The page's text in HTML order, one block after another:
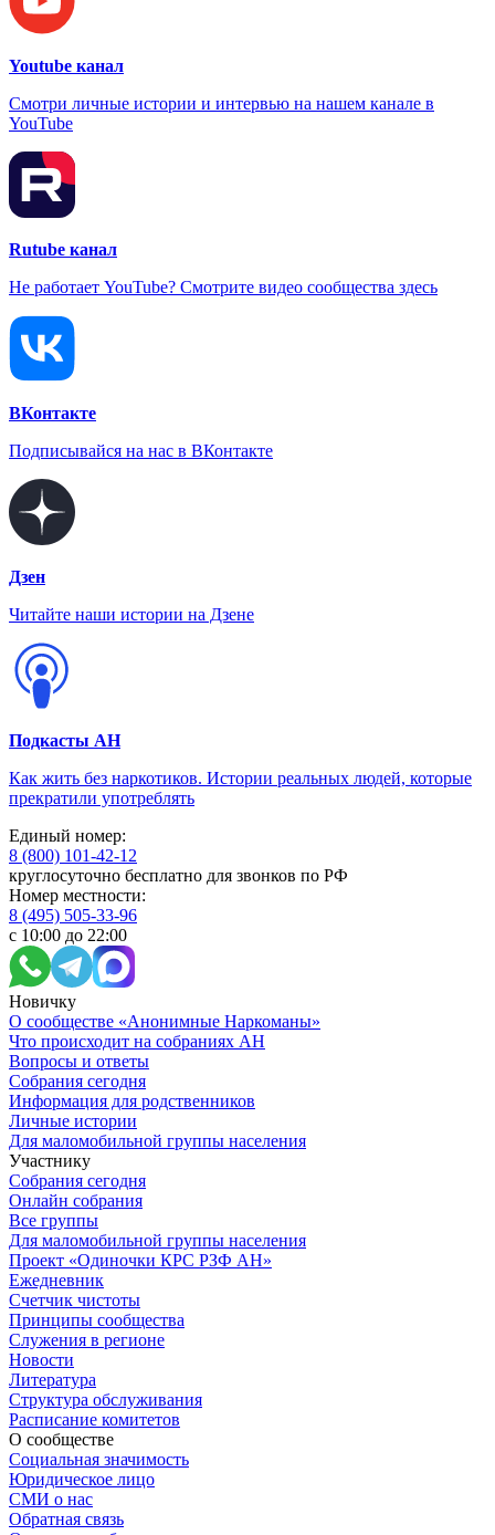
Youtube канал
Смотри личные истории и интервью на нашем канале в
YouTube
Rutube канал
Не работает YouTube? Смотрите видео сообщества здесь
ВКонтакте
Подписывайся на нас в ВКонтакте
Дзен
Читайте наши истории на Дзене
Подкасты АН
Как жить без наркотиков. Истории реальных людей, которые
прекратили употреблять
Единый номер:
8 (800) 101-42-12
круглосуточно бесплатно для звонков по РФ
Номер местности:
8 (495) 505-33-96
с 10:00 до 22:00
Новичку
О сообществе «Анонимные Наркоманы»
Что происходит на собраниях АН
Вопросы и ответы
Собрания сегодня
Информация для родственников
Личные истории
Для маломобильной группы населения
Участнику
Собрания сегодня
Онлайн собрания
Все группы
Для маломобильной группы населения
Проект «Одиночки КРС РЗФ АН»
Ежедневник
Счетчик чистоты
Принципы сообщества
Служения в регионе
Новости
Литература
Структура обслуживания
Расписание комитетов
О сообществе
Социальная значимость
Юридическое лицо
СМИ о нас
Обратная связь